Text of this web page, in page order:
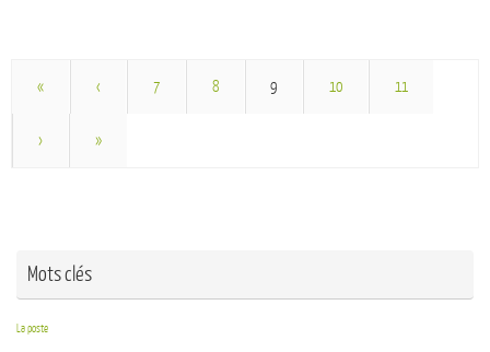
« ‹ 7 8 9 10 11
› »
Mots clés
La poste